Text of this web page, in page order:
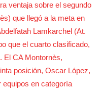
ventaja sobre el segundo
que llegó a la meta en
Lamkarchel (At.
que el cuarto clasificado,
El CA Montornès,
posición, Oscar López,
equipos en categoría